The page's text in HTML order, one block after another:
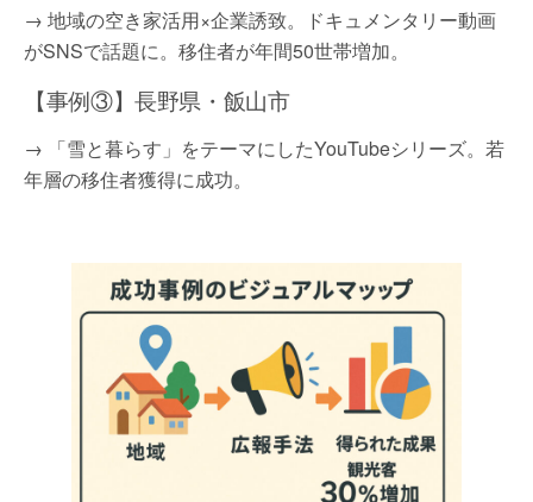
→ 地域の空き家活用×企業誘致。ドキュメンタリー動画
がSNSで話題に。移住者が年間50世帯増加。
【事例③】長野県・飯山市
→ 「雪と暮らす」をテーマにしたYouTubeシリーズ。若
年層の移住者獲得に成功。